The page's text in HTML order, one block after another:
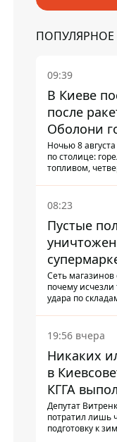
ПОПУЛЯРНОЕ
09:39
В Киеве
после
Оболони
Ночью 8
по столице:
топливом,
08:23
Пустые
Сеть
почему исчезли
удара по
19:56 вчера
Никаких
в
КГГА
Депутат
потратил лишь
подготовку к